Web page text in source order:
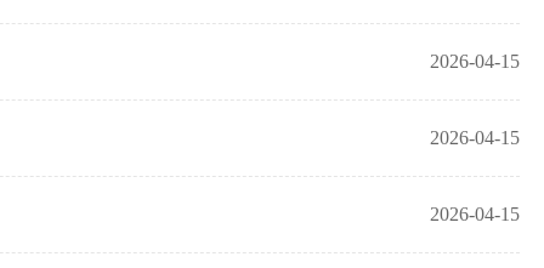
2026-04-15
2026-04-15
2026-04-15